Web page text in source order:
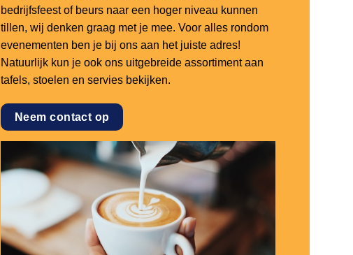
bedrijfsfeest of beurs naar een hoger niveau kunnen
tillen, wij denken graag met je mee. Voor alles rondom
evenementen ben je bij ons aan het juiste adres!
Natuurlijk kun je ook ons uitgebreide assortiment aan
tafels, stoelen en servies bekijken.
Neem contact op